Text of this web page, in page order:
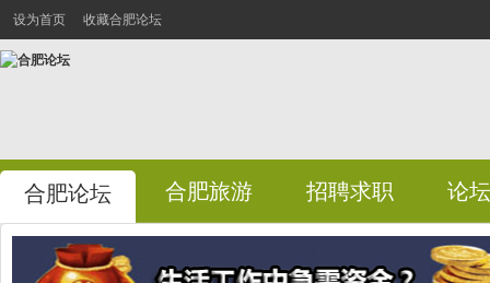
设为首页 收藏合肥论坛
合肥论坛 合肥旅游 招聘求职 论